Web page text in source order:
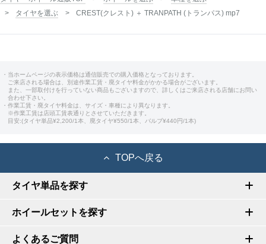
タイヤを選ぶ
CREST(クレスト) ＋ TRANPATH (トランパス) mp7
・当ホームページの表示価格は通信販売での購入価格となっております。
ご来店される場合は、別途作業工賃・廃タイヤ料金がかかる場合がございます。
また、一部取付けを行っていない商品もございますので、詳しくはご来店される店舗にお問い
合わせ下さい。
・作業工賃・廃タイヤ料金は、サイズ・車種により異なります。
※作業工賃は店頭工賃表通りとさせていただきます。
目安:(タイヤ単品¥2,200/1本、廃タイヤ¥550/1本、バルブ¥440円/1本)
TOPへ戻る
タイヤ単品を探す
ホイールセットを探す
よくあるご質問